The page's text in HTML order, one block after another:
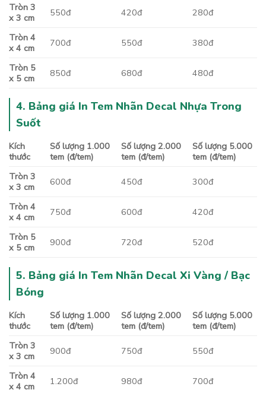
Tròn 3
x 3 cm
550đ 420đ 280đ
Tròn 4
x 4 cm
700đ 550đ 380đ
Tròn 5
x 5 cm
850đ 680đ 480đ
4. Bảng giá In Tem Nhãn Decal Nhựa Trong
Suốt
Kích
thước
Số lượng 1.000
tem (đ/tem)
Số lượng 2.000
tem (đ/tem)
Số lượng 5.000
tem (đ/tem)
Tròn 3
x 3 cm
600đ 450đ 300đ
Tròn 4
x 4 cm
750đ 600đ 420đ
Tròn 5
x 5 cm
900đ 720đ 520đ
5. Bảng giá In Tem Nhãn Decal Xi Vàng / Bạc
Bóng
Kích
thước
Số lượng 1.000
tem (đ/tem)
Số lượng 2.000
tem (đ/tem)
Số lượng 5.000
tem (đ/tem)
Tròn 3
x 3 cm
900đ 750đ 550đ
Tròn 4
x 4 cm
1.200đ 980đ 700đ